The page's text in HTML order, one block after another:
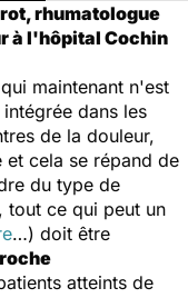
rhumatologue
à l'hôpital Cochin
maintenant n'est
dans les
de la douleur,
cela se répand de
du type de
tout ce qui peut un
…) doit être
atteints de